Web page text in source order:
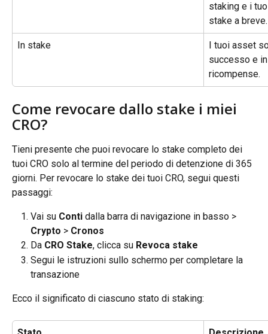
staking e i
stake a breve.
In stake
I tuoi asset
successo e
ricompense.
Come revocare dallo stake i miei
CRO?
Tieni presente che puoi revocare lo stake completo dei
tuoi CRO solo al termine del periodo di detenzione di 365
giorni. Per revocare lo stake dei tuoi CRO, segui questi
passaggi:
Vai su Conti dalla barra di navigazione in basso >
Crypto > Cronos
Da CRO Stake, clicca su Revoca stake
Segui le istruzioni sullo schermo per completare la
transazione
Ecco il significato di ciascuno stato di staking: